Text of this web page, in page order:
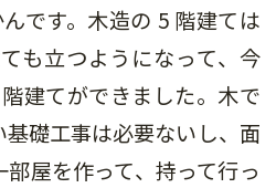
です。木造の 5 階建ては
も立つようになって、今
建てができました。木で
礎工事は必要ないし、面
屋を作って、持って行っ